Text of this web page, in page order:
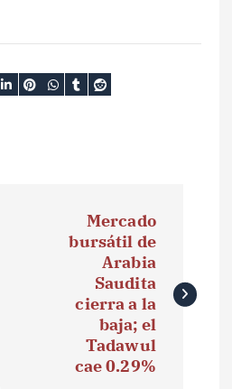
Mercado
bursátil de
Arabia
Saudita
cierra a la
baja; el
Tadawul
cae 0.29%